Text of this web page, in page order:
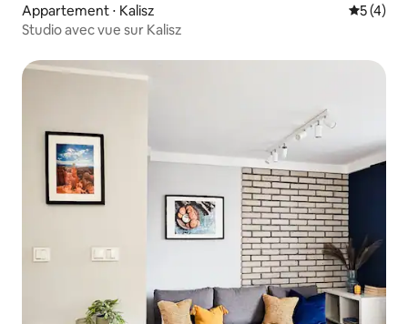
Appartement ⋅ Kalisz
5 (4)
Studio avec vue sur Kalisz